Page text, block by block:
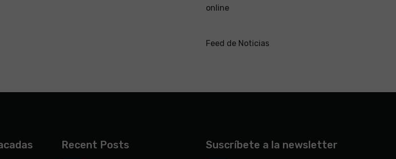
online
Feed de Noticias
Recent Posts Suscríbete a la newsletter